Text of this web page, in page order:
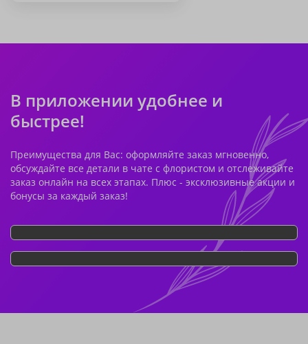
В приложении удобнее и
быстрее!
Преимущества для Вас: оформляйте заказ мгновенно,
обсуждайте все детали в чате с флористом и отслеживайте
заказ онлайн на всех этапах. Плюс - эксклюзивные акции и
бонусы за каждый заказ!